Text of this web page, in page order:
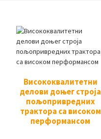
Висококвалитетни
делови доњег строја
пољопривредних
трактора са високом
перформансом